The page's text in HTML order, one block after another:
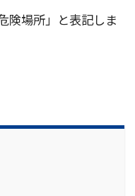
険場所」と表記しま